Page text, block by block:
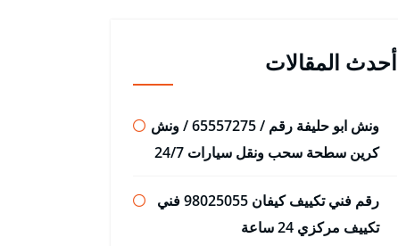
أحدث المقالات
ونش ابو حليفة رقم / 65557275 / ونش
كرين سطحة سحب ونقل سيارات 24/7
رقم فني تكييف كيفان 98025055 فني
تكييف مركزي 24 ساعة